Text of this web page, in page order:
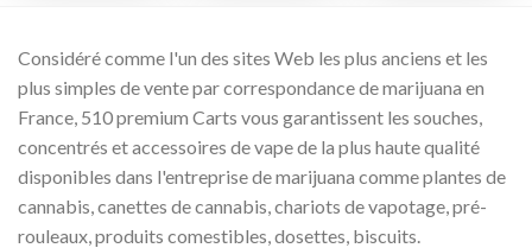
Considéré comme l'un des sites Web les plus anciens et les
plus simples de vente par correspondance de marijuana en
France, 510 premium Carts vous garantissent les souches,
concentrés et accessoires de vape de la plus haute qualité
disponibles dans l'entreprise de marijuana comme plantes de
cannabis, canettes de cannabis, chariots de vapotage, pré-
rouleaux, produits comestibles, dosettes, biscuits.